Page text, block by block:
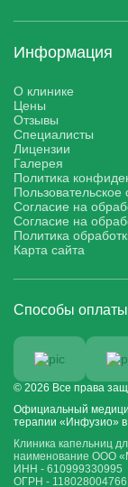
Информация
О клинике
Цены
Отзывы
Специалисты
Лицензии
Галерея
Политика
Пользовательское
Согласие на
Согласие на
Политика
Карта сайта
© 2026 Все права
Официальный
терапии «Инфузио»
Клиника капельниц
наименование ООО
ИНН - 610999330995
ОГРН -
Способы